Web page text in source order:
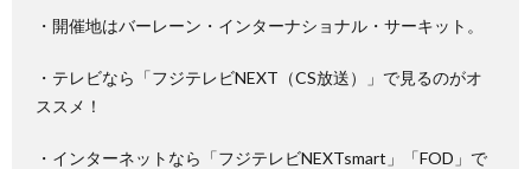
・開催地はバーレーン・インターナショナル・サーキット。
・テレビなら「フジテレビNEXT（CS放送）」で見るのがオ
ススメ！
・インターネットなら「フジテレビNEXTsmart」「FOD」で